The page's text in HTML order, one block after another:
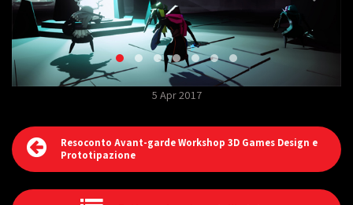
5 Apr 2017
Resoconto Avant-garde Workshop 3D Games Design e
Prototipazione